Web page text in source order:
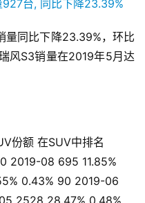
同比下降23.39%，环比
风S3销量在2019年5月达
份额 在SUV中排名
2019-08 695 11.85%
0.43% 90 2019-06